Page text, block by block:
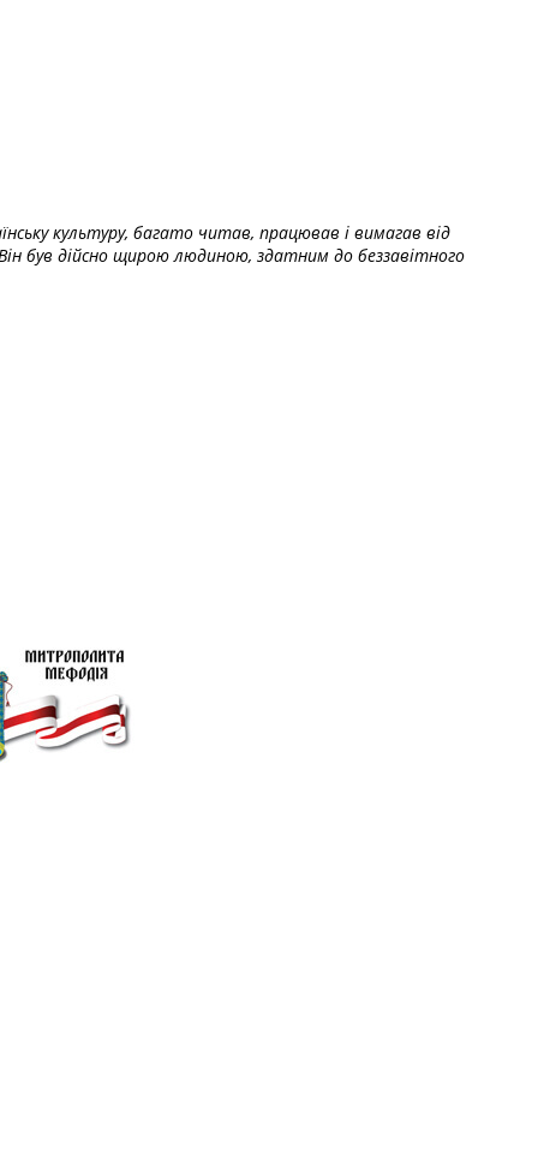
культуру, багато читав, працював і вимагав від
був дійсно щирою людиною, здатним до беззавітного